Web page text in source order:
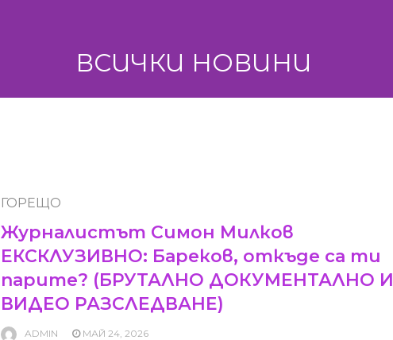
ВСИЧКИ НОВИНИ
ГОРЕЩО
Журналистът Симон Милков
ЕКСКЛУЗИВНО: Бареков, откъде са ти
парите? (БРУТАЛНО ДОКУМЕНТАЛНО И
ВИДЕО РАЗСЛЕДВАНЕ)
ADMIN МАЙ 24, 2026